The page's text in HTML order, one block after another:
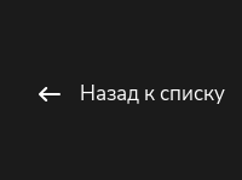
Назад к списку